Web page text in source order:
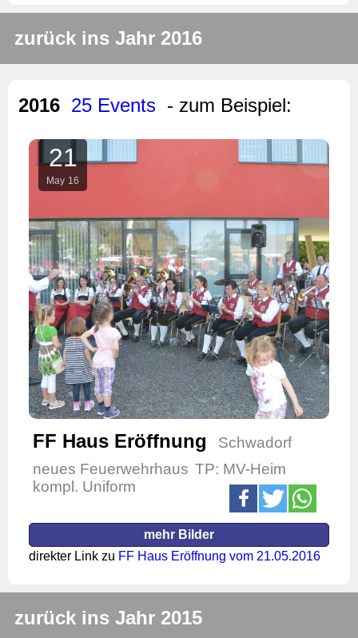
zurück ins Jahr 2016
2016 25 Events - zum Beispiel:
21
May 16
FF Haus Eröffnung
Schwadorf
neues Feuerwehrhaus TP: MV-Heim
kompl. Uniform
mehr Bilder
direkter Link zu FF Haus Eröffnung vom 21.05.2016
zurück ins Jahr 2015